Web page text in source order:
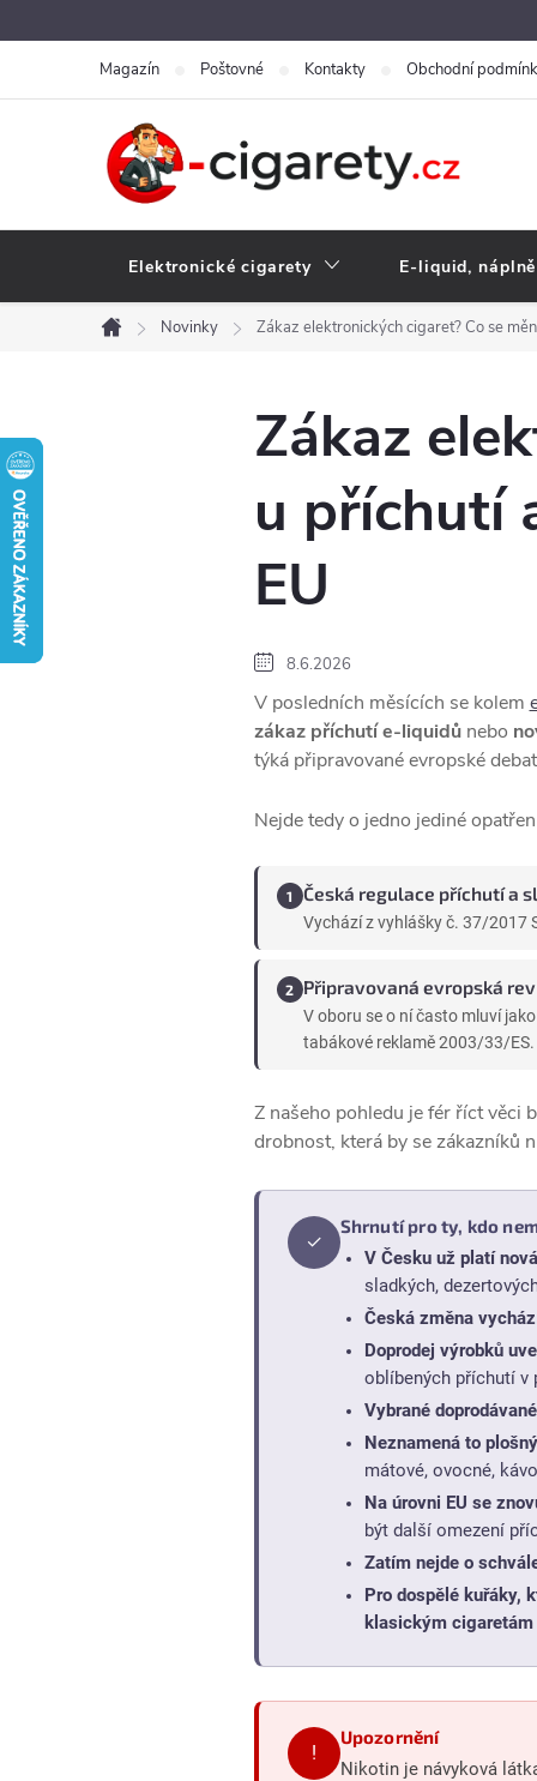
na
Magazín Poštovné Kontakty Obchodní
Elektronické cigarety E-liquid, náplně
Domů
Novinky Zákaz elektronických cigaret? Co se
Zákaz
u příchutí
EU
8.6.2026
V posledních měsících se kolem
zákaz příchutí e-liquidůnebo
týká připravované evropské
Nejde tedy o jedno jediné
Česká regulace příchutí a
Vychází z vyhlášky č. 37/2017
Připravovaná evropská
V oboru se o ní často mluví
tabákové reklamě 2003/33/ES.
Z našeho pohledu je fér říct věci
drobnost, která by se zákazníků
✓
Shrnutí pro ty, kdo
V Česku už platí
sladkých,
Česká změna
Doprodej výrobků
oblíbených příchutí v
Vybrané
Neznamená to
mátové, ovocné,
Na úrovni EU se
být další omezení
Zatím nejde o
Pro dospělé kuřáky,
klasickým
!
Upozornění
Nikotin je návyková